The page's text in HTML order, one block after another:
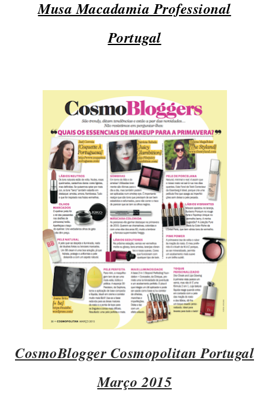
Musa Macadamia Professional
Portugal
CosmoBlogger Cosmopolitan Portugal
Março 2015